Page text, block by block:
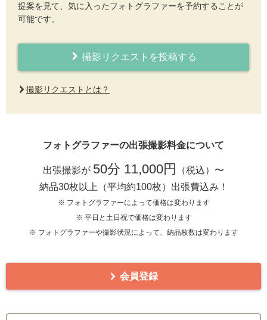
提案を見て、気に入ったフォトグラファーを予約することが
可能です。
撮影リクエストを投稿する
撮影リクエストとは？
フォトグラファーの出張撮影料金について
出張撮影が 50分 11,000円
（税込）〜
納品30枚以上（平均約100枚）出張費込み！
※ フォトグラファーによって価格は変わります
※ 平日と土日祝で価格は変わります
※ フォトグラファーや撮影状況によって、納品枚数は変わります
会員登録